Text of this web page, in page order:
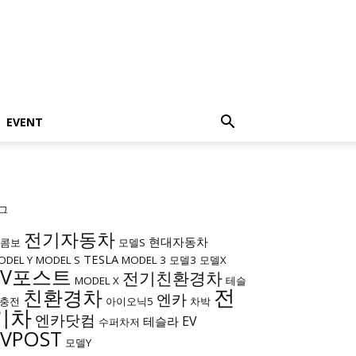
EVENT
보 전기자동차 모델S 현대자동차
Y MODEL S TESLA MODEL 3 모델3 모델X
포스트 MODEL X 전기친환경차 테슬
전 친환경차 아이오닉5 엔카 차박 전
차 엔카닷컴 수퍼차저 테슬라 EV
모델Y